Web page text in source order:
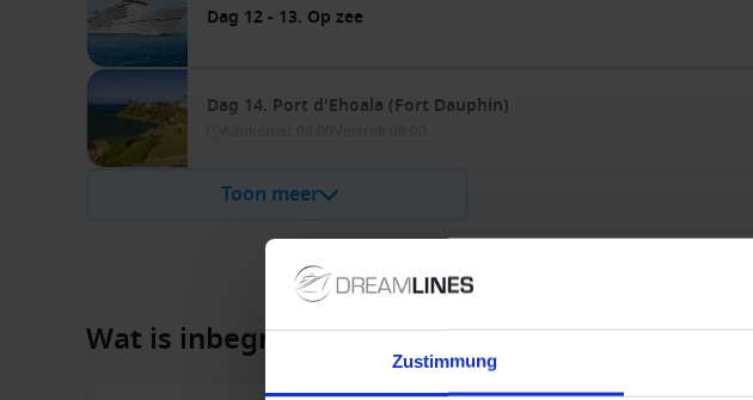
Zustimmung
Dag 12 - 13. Op zee
Dag 14. Port d'Ehoala (Fort Dauphin)
Toon meer
Wat is inbegrepen: